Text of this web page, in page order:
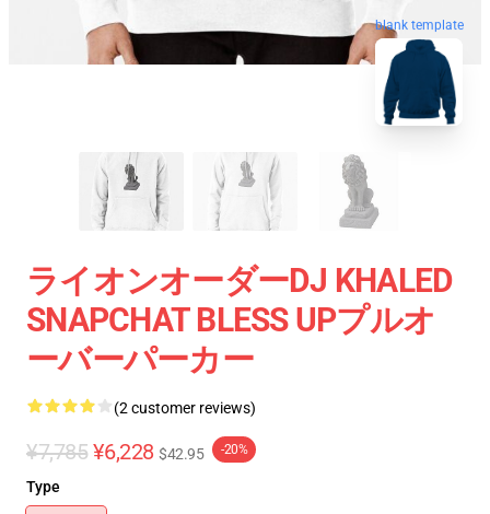
blank template
ライオンオーダーDJ KHALED
SNAPCHAT BLESS UPプルオ
ーバーパーカー
(2 customer reviews)
¥7,785 ¥6,228 $42.95 -20%
Type